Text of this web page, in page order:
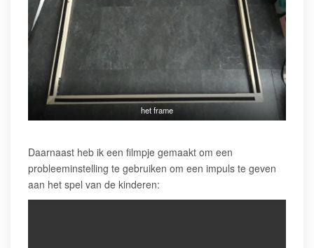
het frame
Daarnaast heb ik een filmpje gemaakt om een
probleeminstelling te gebruiken om een impuls te geven
aan het spel van de kinderen: